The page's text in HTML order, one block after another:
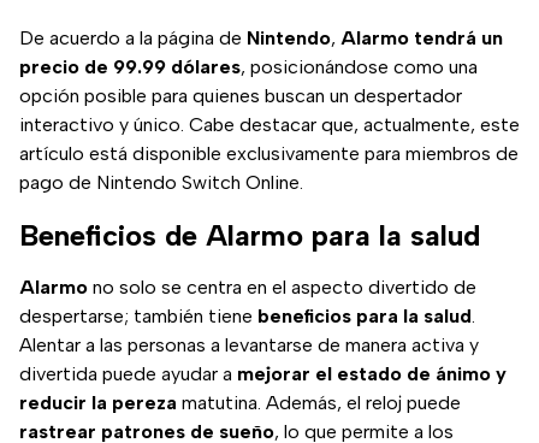
De acuerdo a la página de Nintendo, Alarmo tendrá un
precio de 99.99 dólares, posicionándose como una
opción posible para quienes buscan un despertador
interactivo y único. Cabe destacar que, actualmente, este
artículo está disponible exclusivamente para miembros de
pago de Nintendo Switch Online.
Beneficios de Alarmo para la salud
Alarmo no solo se centra en el aspecto divertido de
despertarse; también tiene beneficios para la salud.
Alentar a las personas a levantarse de manera activa y
divertida puede ayudar a mejorar el estado de ánimo y
reducir la pereza matutina. Además, el reloj puede
rastrear patrones de sueño, lo que permite a los